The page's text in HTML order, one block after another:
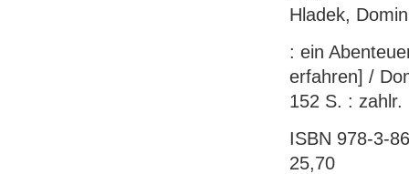
Hladek,
: ein
erfahren] /
152 S. :
ISBN 978-3-
25,70